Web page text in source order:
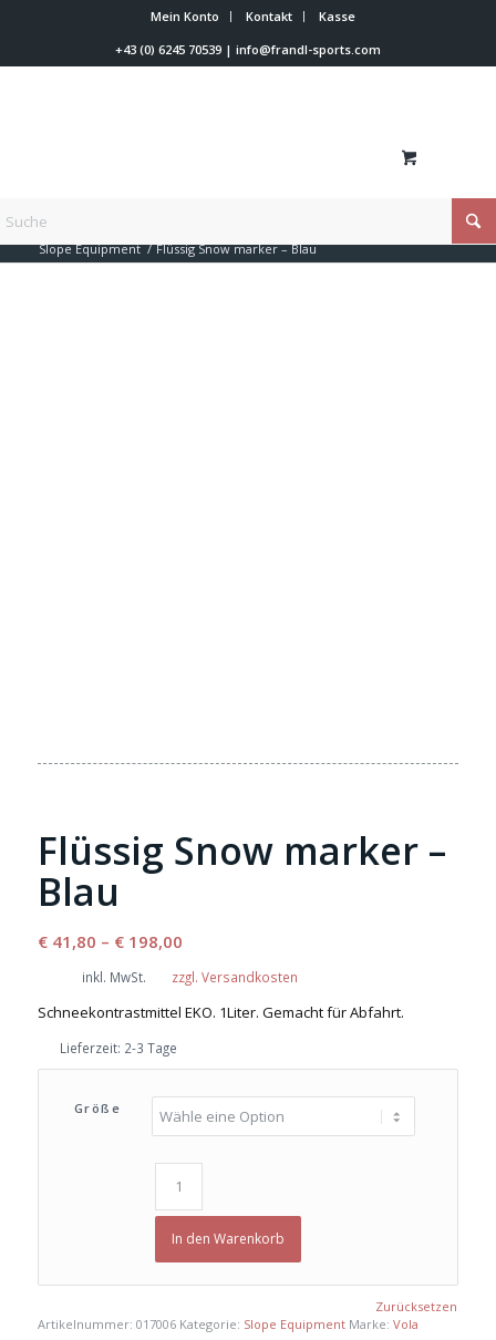
Mein Konto Kontakt
Kasse
+43 (0) 6245 70539| info@frandl-sports.com
Du bist hier:
Slope Equipment / Flüssig Snow marker – Blau
Flüssig Snow marker –
Blau
€41,80 – €198,00
inkl. MwSt. zzgl. Versandkosten
Schneekontrastmittel EKO. 1Liter. Gemacht für Abfahrt.
Lieferzeit: 2-3 Tage
Größe
Zurücksetzen
In den Warenkorb
Artikelnummer: 017006 Kategorie: Slope Equipment Marke: Vola